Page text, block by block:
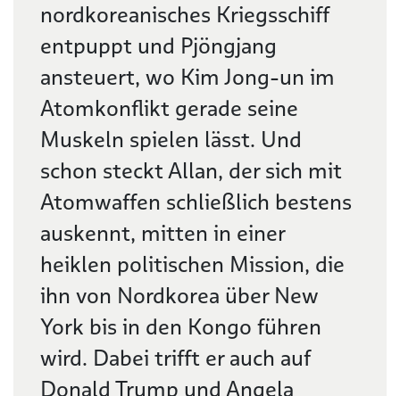
nordkoreanisches Kriegsschiff
entpuppt und Pjöngjang
ansteuert, wo Kim Jong-un im
Atomkonflikt gerade seine
Muskeln spielen lässt. Und
schon steckt Allan, der sich mit
Atomwaffen schließlich bestens
auskennt, mitten in einer
heiklen politischen Mission, die
ihn von Nordkorea über New
York bis in den Kongo führen
wird. Dabei trifft er auch auf
Donald Trump und Angela